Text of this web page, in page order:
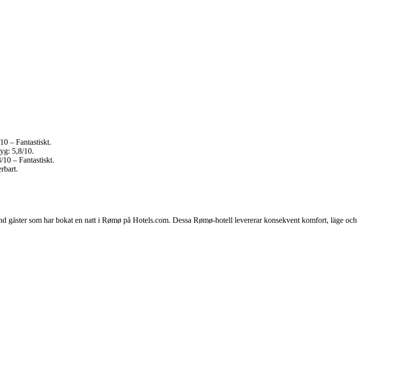
– Fantastiskt.
5,8/10.
– Fantastiskt.
gäster som har bokat en natt i Rømø på Hotels.com. Dessa Rømø-hotell levererar konsekvent komfort, läge och